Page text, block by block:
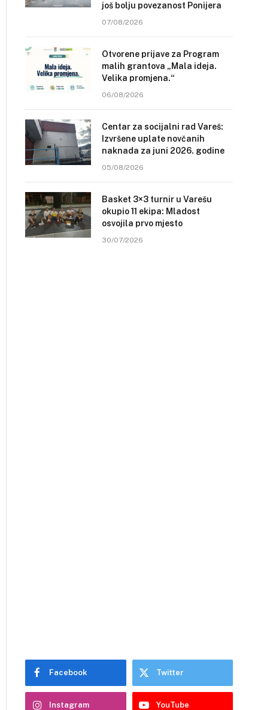
još bolju povezanost Ponijera
07/08/2026
Otvorene prijave za Program
malih grantova „Mala ideja.
Velika promjena.“
06/08/2026
Centar za socijalni rad Vareš:
Izvršene uplate novčanih
naknada za juni 2026. godine
05/08/2026
Basket 3×3 turnir u Varešu
okupio 11 ekipa: Mladost
osvojila prvo mjesto
30/07/2026
Facebook Twitter
Instagram YouTube